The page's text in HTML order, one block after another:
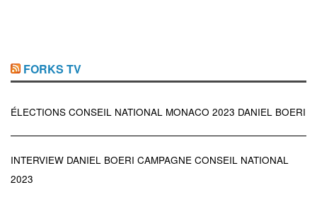
FORKS TV
ÉLECTIONS CONSEIL NATIONAL MONACO 2023 DANIEL BOERI
INTERVIEW DANIEL BOERI CAMPAGNE CONSEIL NATIONAL
2023